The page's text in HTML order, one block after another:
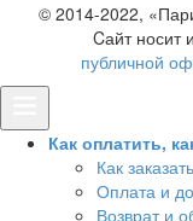
© 2014-2022,
Cайт носит
публичной
Как оплатить,
Как заказать
Оплата и
Возврат и